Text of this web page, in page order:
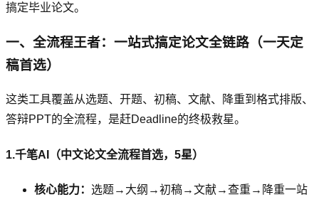
搞定毕业论文。
一、全流程王者：一站式搞定论文全链路（一天定
稿首选）
这类工具覆盖从选题、开题、初稿、文献、降重到格式排版、
答辩PPT的全流程，是赶Deadline的终极救星。
1.千笔AI（中文论文全流程首选，5星）
核心能力： 选题→大纲→初稿→文献→查重→降重一站